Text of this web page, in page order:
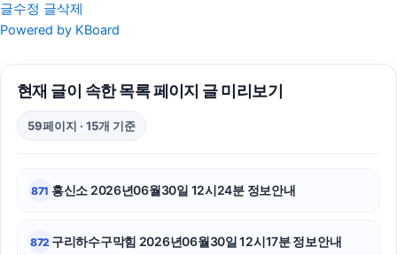
용인이혼전문변호사
유방암요양병원
글수정 글삭제
Powered by KBoard
현재 글이 속한 목록 페이지 글 미리보기
59페이지 · 15개 기준
871 흥신소 2026년06월30일 12시24분 정보안내
872 구리하수구막힘 2026년06월30일 12시17분 정보안내